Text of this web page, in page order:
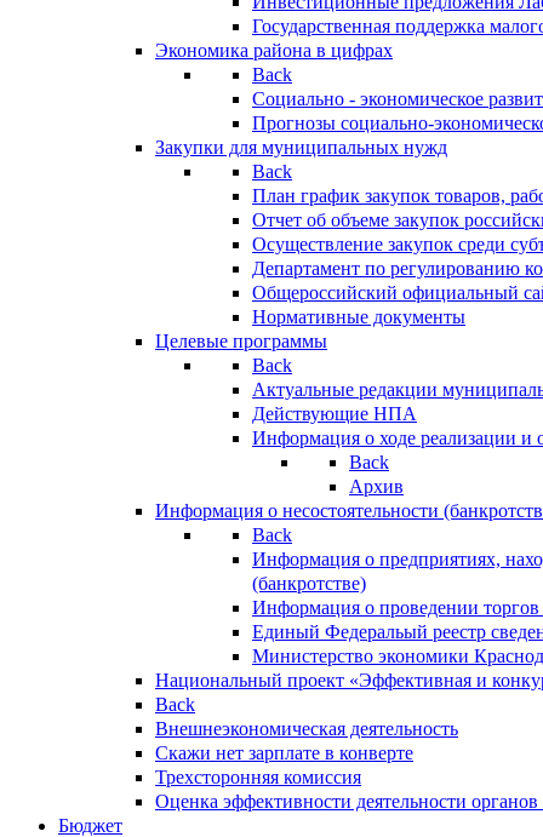
Государственная поддержка
Экономика района в цифрах
Back
Социально - экономическое
Прогнозы социально-
Закупки для муниципальных нужд
Back
План график закупок товаров,
Отчет об объеме закупок
Осуществление закупок среди
Департамент по регулированию
Общероссийский официальный
Нормативные документы
Целевые программы
Back
Актуальные редакции
Действующие НПА
Информация о ходе реализации
Back
Архив
Информация о несостоятельности
Back
Информация о предприятиях,
(банкротстве)
Информация о проведении
Единый Федеральый реестр
Министерство экономики
Национальный проект «Эффективная и
Back
Внешнеэкономическая деятельность
Скажи нет зарплате в конверте
Трехсторонняя комиссия
Оценка эффективности деятельности
Бюджет